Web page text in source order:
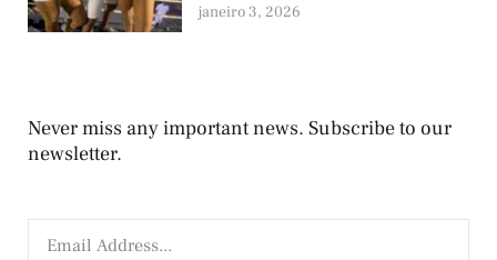
janeiro 3, 2026
Never miss any important news. Subscribe to our
newsletter.